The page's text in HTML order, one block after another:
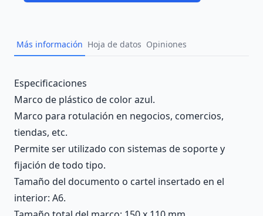
Más información Hoja de datos Opiniones
Description
Especificaciones
Marco de plástico de color azul.
Marco para rotulación en negocios, comercios,
tiendas, etc.
Permite ser utilizado con sistemas de soporte y
fijación de todo tipo.
Tamaño del documento o cartel insertado en el
interior: A6.